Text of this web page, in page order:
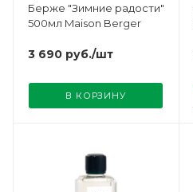
Берже "Зимние радости"
500мл Maison Berger
3 690 руб./шт
В КОРЗИНУ